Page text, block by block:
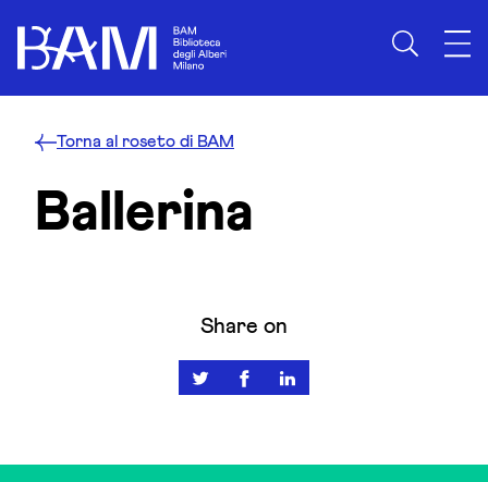
Torna al roseto di BAM
Ballerina
Share on